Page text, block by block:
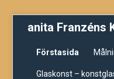
anita Franzéns
Förstasida
Glaskonst –